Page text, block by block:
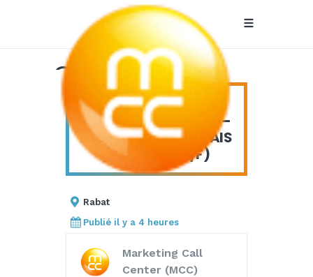
Chargé(e) de
Clientèle
Trilingue –
Allemand /
Français /
Anglais (H/F)
CHARGÉ(E) DE
CLIENTÈLE TRILINGUE –
ALLEMAND / FRANÇAIS
/ ANGLAIS (H/F)
Rabat
Publié il y a 4 heures
Marketing Call
Center (MCC)